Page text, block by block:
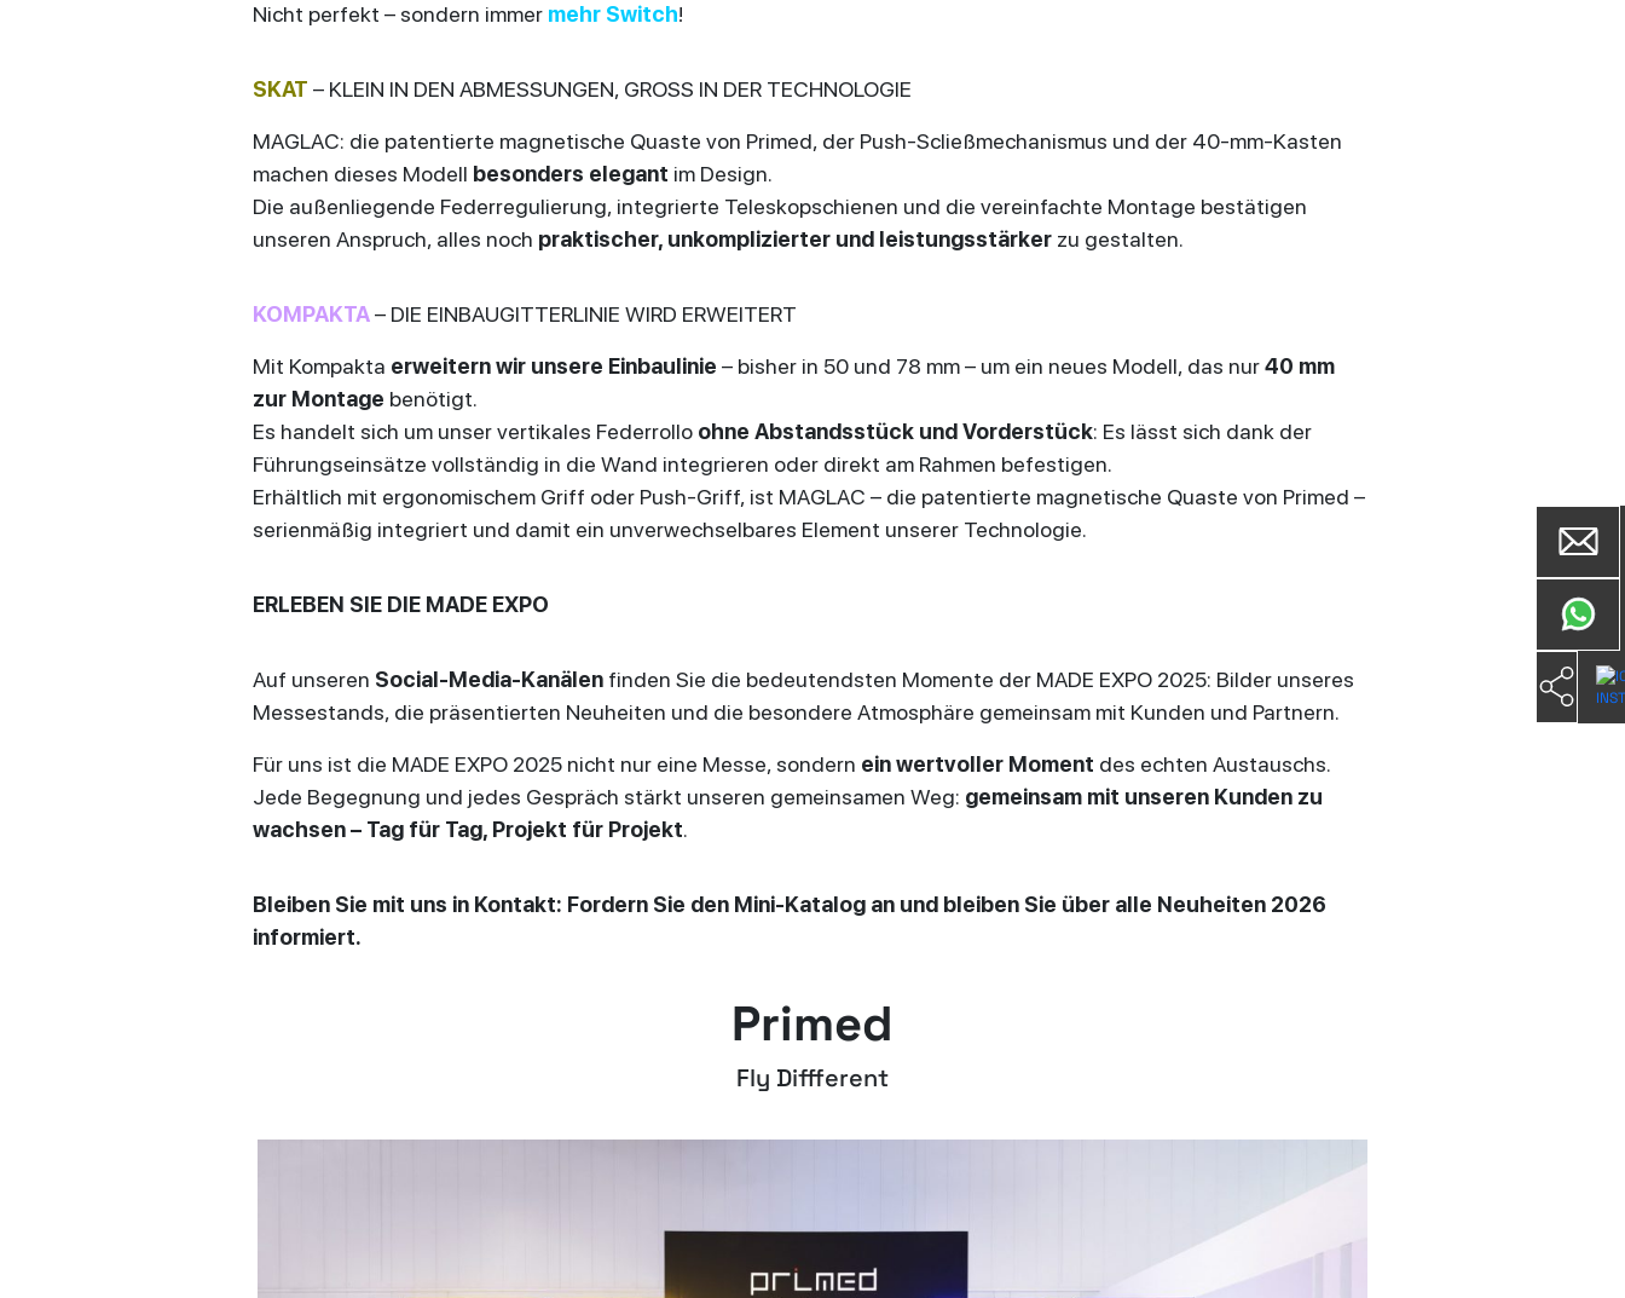
Nicht perfekt – sondern immer mehr Switch!
SKAT – KLEIN IN DEN ABMESSUNGEN, GROSS IN DER TECHNOLOGIE
MAGLAC: die patentierte magnetische Quaste von Primed, der Push-Scließmechanismus und der 40-mm-Kasten
machen dieses Modell besonders elegant im Design.
Die außenliegende Federregulierung, integrierte Teleskopschienen und die vereinfachte Montage bestätigen
unseren Anspruch, alles noch praktischer, unkomplizierter und leistungsstärker zu gestalten.
KOMPAKTA– DIE EINBAUGITTERLINIE WIRD ERWEITERT
Mit Kompakta erweitern wir unsere Einbaulinie – bisher in 50 und 78 mm – um ein neues Modell, das nur40 mm
zur Montage benötigt.
Es handelt sich um unser vertikales Federrollo ohne Abstandsstück und Vorderstück: Es lässt sich dank der
Führungseinsätze vollständig in die Wand integrieren oder direkt am Rahmen befestigen.
Erhältlich mit ergonomischem Griff oder Push-Griff, ist MAGLAC – die patentierte magnetische Quaste von Primed –
serienmäßig integriert und damit ein unverwechselbares Element unserer Technologie.
ERLEBEN SIE DIE MADE EXPO
Auf unseren Social-Media-Kanälen finden Sie die bedeutendsten Momente der MADE EXPO 2025: Bilder unseres
Messestands, die präsentierten Neuheiten und die besondere Atmosphäre gemeinsam mit Kunden und Partnern.
Für uns ist die MADE EXPO 2025 nicht nur eine Messe, sondern ein wertvoller Moment des echten Austauschs.
Jede Begegnung und jedes Gespräch stärkt unseren gemeinsamen Weg: gemeinsam mit unseren Kunden zu
wachsen – Tag für Tag, Projekt für Projekt.
Bleiben Sie mit uns in Kontakt: Fordern Sie den Mini-Katalog an und bleiben Sie über alle Neuheiten 2026
informiert.
Primed
Fly Diffferent